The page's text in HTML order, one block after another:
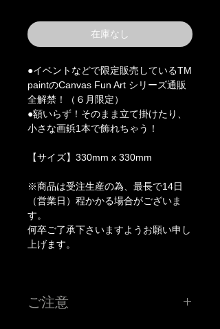
在庫なし
●イベントなどで限定販売しているTM
paintのCanvas Fun Art シリーズ通販
全解禁！（６月限定）
●額いらず！そのまま立て掛けたり、
小さな画鋲1本で飾れちゃう！
【サイズ】330mm x 330mm
※商品は受注生産の為、最長で14日
（営業日）程かかる場合がございま
す。
何卒ご了承下さいますようお願い申し
上げます。
ご注意